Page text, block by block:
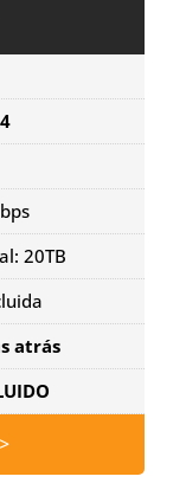
20TB
atrás